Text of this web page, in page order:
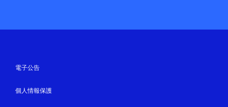
電子公告
個人情報保護